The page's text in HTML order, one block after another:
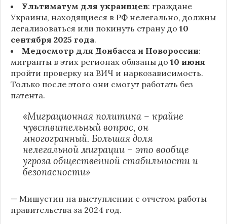
Ультиматум для украинцев: граждане
Украины, находящиеся в РФ нелегально, должны
легализоваться или покинуть страну до 10
сентября 2025 года.
Медосмотр для Донбасса и Новороссии:
мигранты в этих регионах обязаны до 10 июня
пройти проверку на ВИЧ и наркозависимость.
Только после этого они смогут работать без
патента.
«Миграционная политика – крайне
чувствительный вопрос, он
многогранный. Большая доля
нелегальной миграции – это вообще
угроза общественной стабильности и
безопасности»
— Мишустин на выступлении с отчетом работы
правительства за 2024 год.